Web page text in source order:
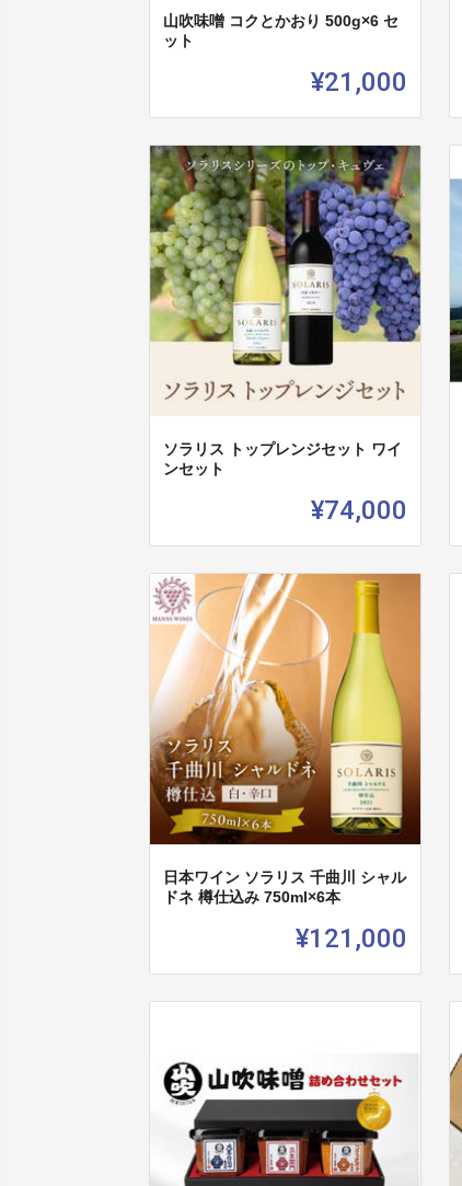
山吹味噌 コクとかおり 500g×6 セ
ット
¥21,000
ソラリス トップレンジセット ワイ
ンセット
¥74,000
日本ワイン ソラリス 千曲川 シャル
ドネ 樽仕込み 750ml×6本
¥121,000